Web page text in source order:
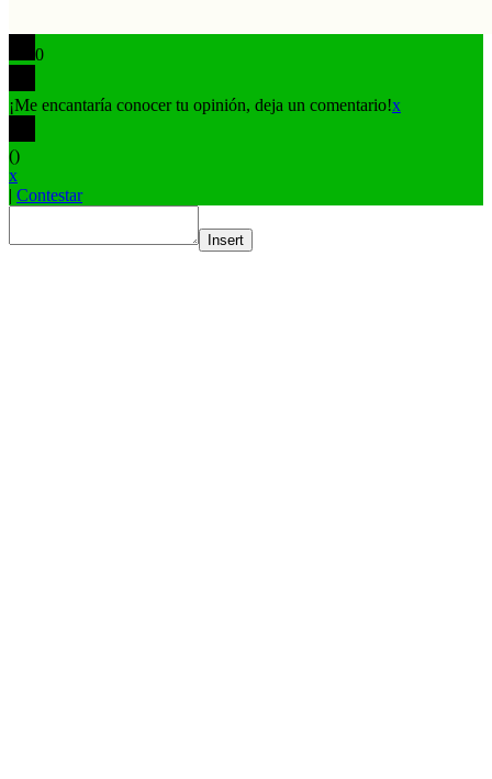
0
¡Me encantaría conocer tu opinión, deja un comentario!x
()
x
| Contestar
Insert